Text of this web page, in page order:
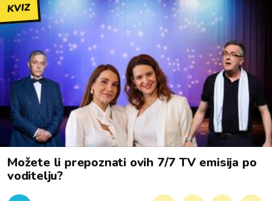
KVIZ
Možete li prepoznati ovih 7/7 TV emisija po
voditelju?